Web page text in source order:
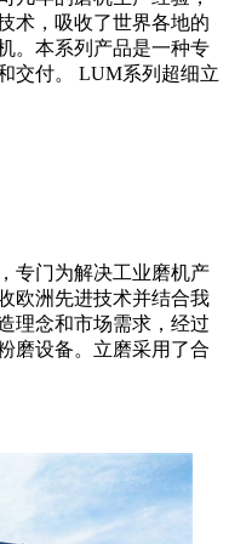
术，吸收了世界各地的
。本系列产品是一种专
交付。 LUM系列超细立
专门为解决工业磨机产
欧洲先进技术并结合我
理念和市场需求，经过
磨设备。立磨采用了合